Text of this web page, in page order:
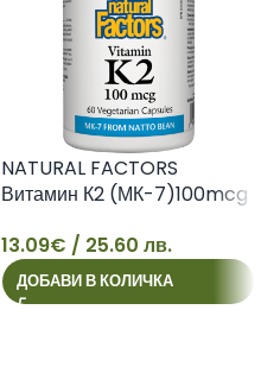
13
NATURAL FACTORS
Витамин К2 (МК-7)100mcg
13.09€ / 25.60 лв.
ДОБАВИ В КОЛИЧКА